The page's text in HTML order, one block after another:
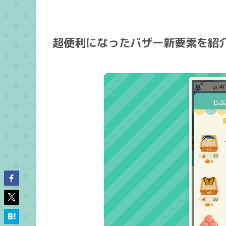
超便利になったバザー新要素を紹